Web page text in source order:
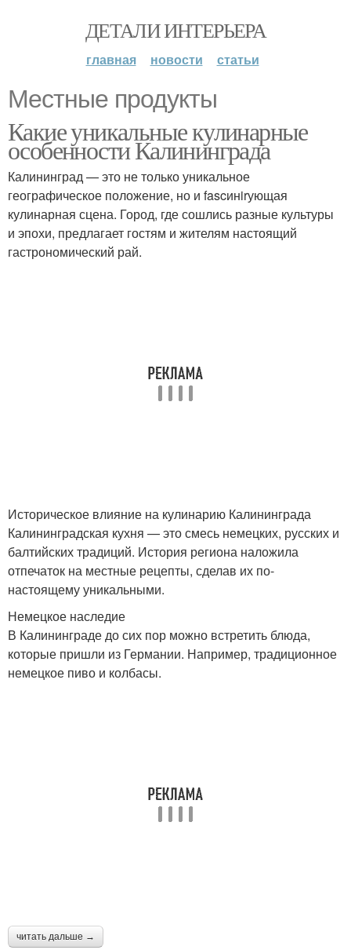
ДЕТАЛИ ИНТЕРЬЕРА
главная новости статьи
Местные продукты
Какие уникальные кулинарные
особенности Калининграда
Калининград — это не только уникальное
географическое положение, но и fascинirующая
кулинарная сцена. Город, где сошлись разные культуры
и эпохи, предлагает гостям и жителям настоящий
гастрономический рай.
Историческое влияние на кулинарию Калининграда
Калининградская кухня — это смесь немецких, русских и
балтийских традиций. История региона наложила
отпечаток на местные рецепты, сделав их по-
настоящему уникальными.
Немецкое наследие
В Калининграде до сих пор можно встретить блюда,
которые пришли из Германии. Например, традиционное
немецкое пиво и колбасы.
читать дальше →